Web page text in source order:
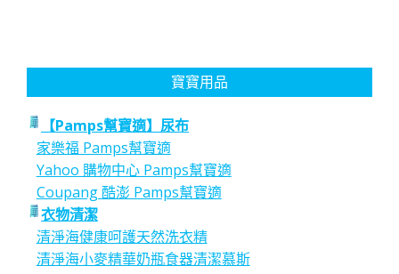
寶寶用品
【Pamps幫寶適】尿布
家樂福 Pamps幫寶適
Yahoo 購物中心 Pamps幫寶適
Coupang 酷澎 Pamps幫寶適
衣物清潔
清淨海健康呵護天然洗衣精
清淨海小麥精華奶瓶食器清潔慕斯